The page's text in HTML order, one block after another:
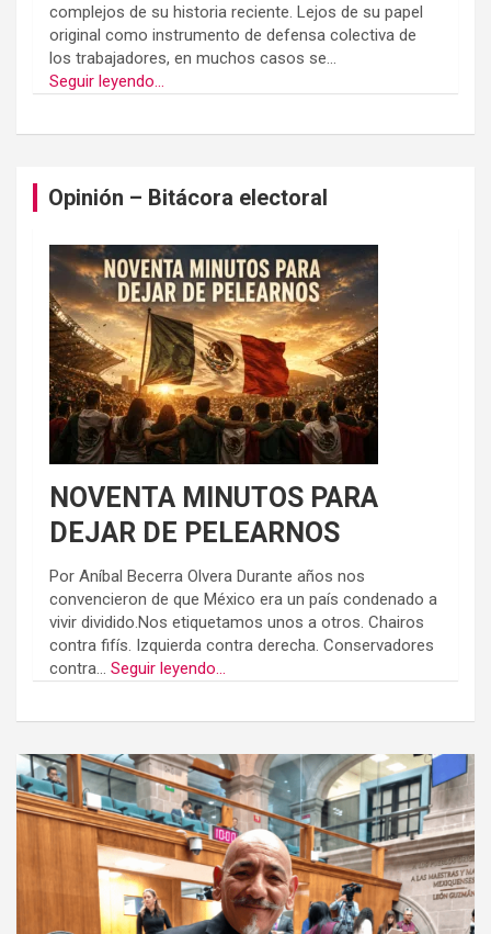
complejos de su historia reciente. Lejos de su papel
original como instrumento de defensa colectiva de
los trabajadores, en muchos casos se...
Seguir leyendo...
Opinión – Bitácora electoral
NOVENTA MINUTOS PARA
DEJAR DE PELEARNOS
Por Aníbal Becerra Olvera Durante años nos
convencieron de que México era un país condenado a
vivir dividido.Nos etiquetamos unos a otros. Chairos
contra fifís. Izquierda contra derecha. Conservadores
contra... Seguir leyendo...